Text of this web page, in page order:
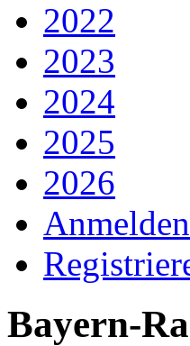
2022
2023
2024
2025
2026
Anmelden
Bayern-